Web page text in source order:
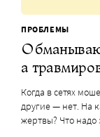
ПРОБЛЕМЫ
а
Когда в сетях
другие — нет. На
жертвы? Что надо